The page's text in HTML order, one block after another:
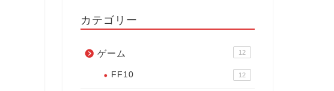
カテゴリー
ゲーム 12
FF10 12